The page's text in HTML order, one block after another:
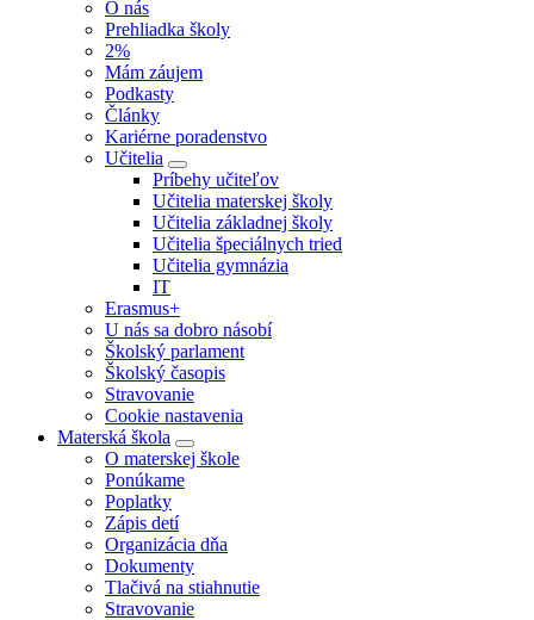
O nás
Prehliadka školy
2%
Mám záujem
Podkasty
Články
Kariérne poradenstvo
Učitelia
Príbehy učiteľov
Učitelia materskej školy
Učitelia základnej školy
Učitelia špeciálnych tried
Učitelia gymnázia
IT
Erasmus+
U nás sa dobro násobí
Školský parlament
Školský časopis
Stravovanie
Cookie nastavenia
Materská škola
O materskej škole
Ponúkame
Poplatky
Zápis detí
Organizácia dňa
Dokumenty
Tlačivá na stiahnutie
Stravovanie